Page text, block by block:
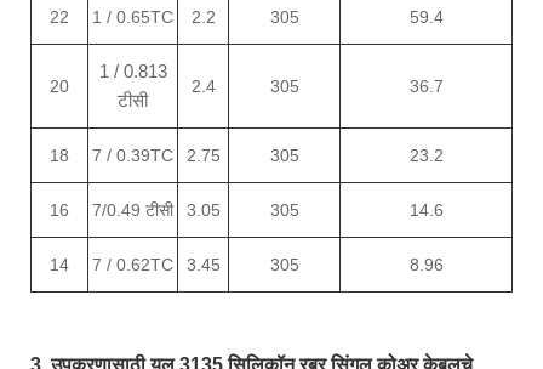
22 1 / 0.65TC 2.2 305 59.4
20
1 / 0.813
टीसी
2.4 305 36.7
18 7 / 0.39TC 2.75 305 23.2
16 7/0.49 टीसी 3.05 305 14.6
14 7 / 0.62TC 3.45 305 8.96